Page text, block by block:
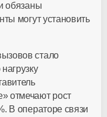
обязаны
могут установить
стало
отмечают рост
В операторе связи